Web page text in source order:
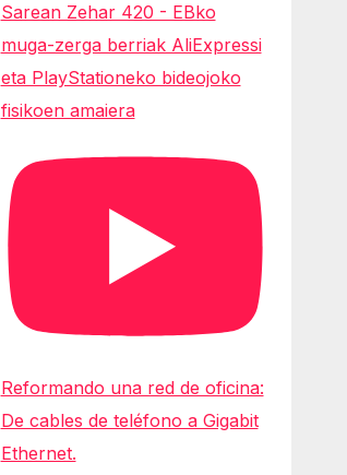
Sarean Zehar 420 - EBko
muga-zerga berriak AliExpressi
eta PlayStationeko bideojoko
fisikoen amaiera
Reformando una red de oficina:
De cables de teléfono a Gigabit
Ethernet.